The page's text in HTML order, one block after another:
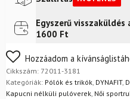
funkcionális
póló,
felhőkék
Futár a címreIngyenes
FoxPost
Egyszerű
1600 Ft
Nem biztos a választásában?
egyszerűen visszaküldheti
Mik a visszaküldés feltételei?
Hozzáadom a
Cikkszám: 72011-3181
Kategóriák: Pólók és trikók DYNAFIT,
Kapucni nélküli pulóverek Női